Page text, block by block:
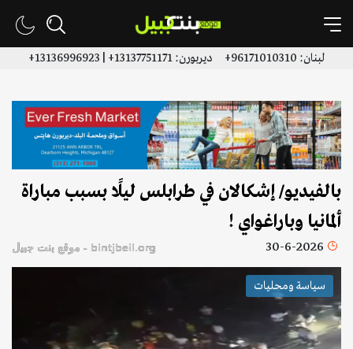
لبنان: 96171010310+ ديربورن: 13137751171+ | 13136996923+
بالفيديو/ إشكالان في طرابلس ليلًا بسبب مباراة
ألمانيا وباراغواي !
30-6-2026 bintjbeil.org - موقع بنت جبيل
سياسة ومحليات